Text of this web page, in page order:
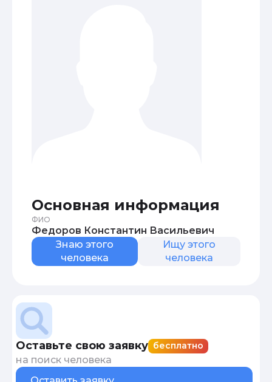
Основная информация
ФИО
Федоров Константин Васильевич
Знаю этого
человека
Ищу этого
человека
Оставьте свою заявку бесплатно
на поиск человека